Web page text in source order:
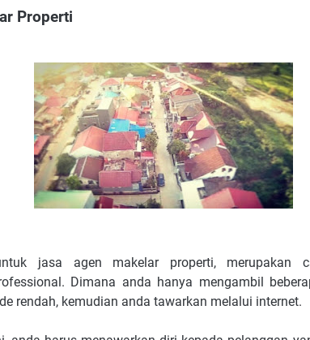
Properti
jasa agen makelar properti, merupakan
Dimana anda hanya mengambil
rendah, kemudian anda tawarkan melalui internet.